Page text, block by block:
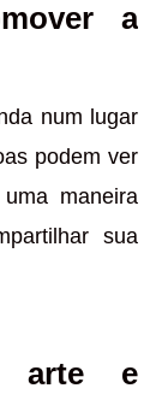
a
num lugar
podem ver
maneira
sua
arte e